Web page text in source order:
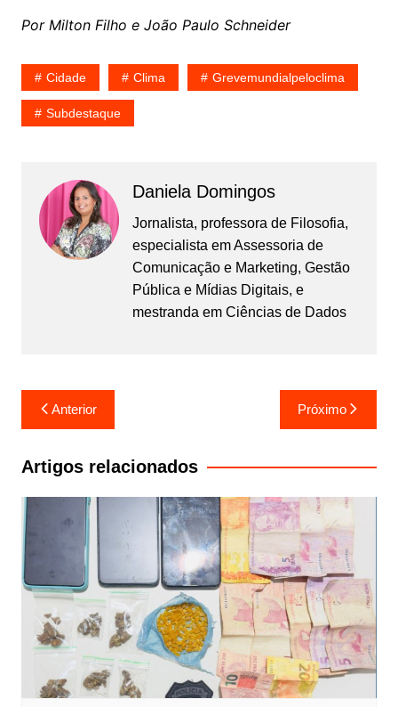
Por Milton Filho e João Paulo Schneider
Cidade Clima Grevemundialpeloclima
Subdestaque
Daniela Domingos
Jornalista, professora de Filosofia,
especialista em Assessoria de
Comunicação e Marketing, Gestão
Pública e Mídias Digitais, e
mestranda em Ciências de Dados
Navegação
de
Post
Anterior Próximo
Artigos relacionados